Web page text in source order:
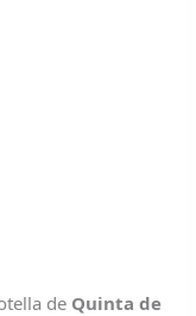
de Quinta de